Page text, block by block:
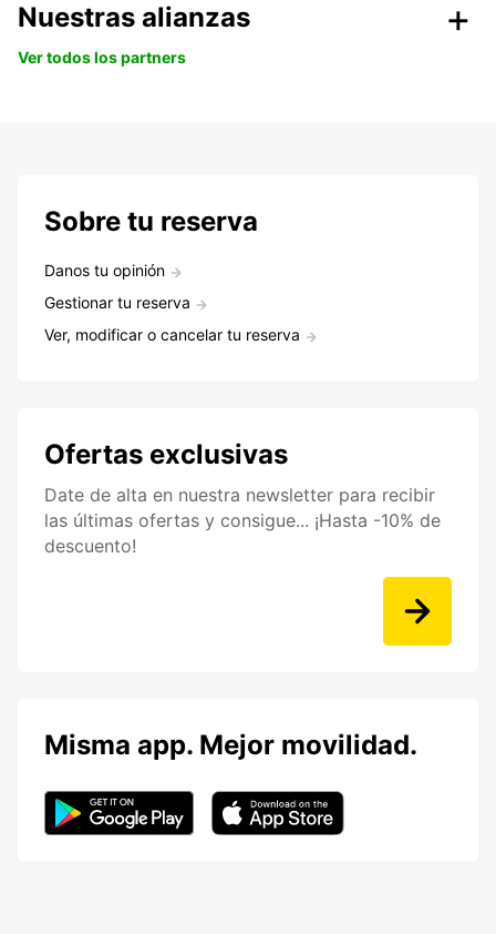
Nuestras alianzas
Ver todos los partners
Sobre tu reserva
Danos tu opinión
Gestionar tu reserva
Ver, modificar o cancelar tu reserva
Ofertas exclusivas
Date de alta en nuestra newsletter para recibir
las últimas ofertas y consigue... ¡Hasta -10% de
descuento!
Misma app. Mejor movilidad.